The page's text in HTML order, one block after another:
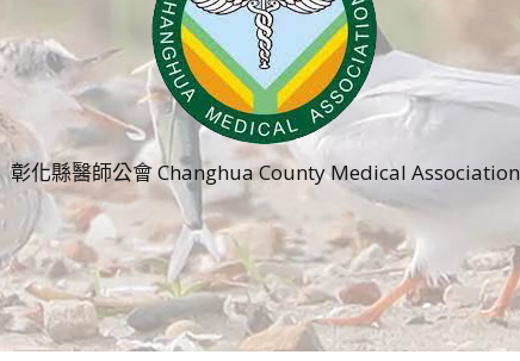
彰化縣醫師公會 Changhua County Medical Association